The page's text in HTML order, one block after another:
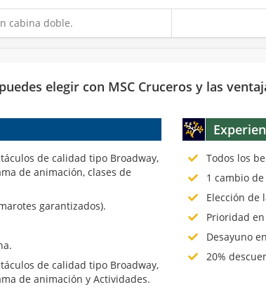
cabina doble.
elegir con MSC Cruceros y las
de calidad tipo Broadway,
de animación, clases de
garantizados).
de calidad tipo Broadway,
de animación y Actividades.
Todos los
1 cambio
Elección de
Prioridad
Desayuno
20%